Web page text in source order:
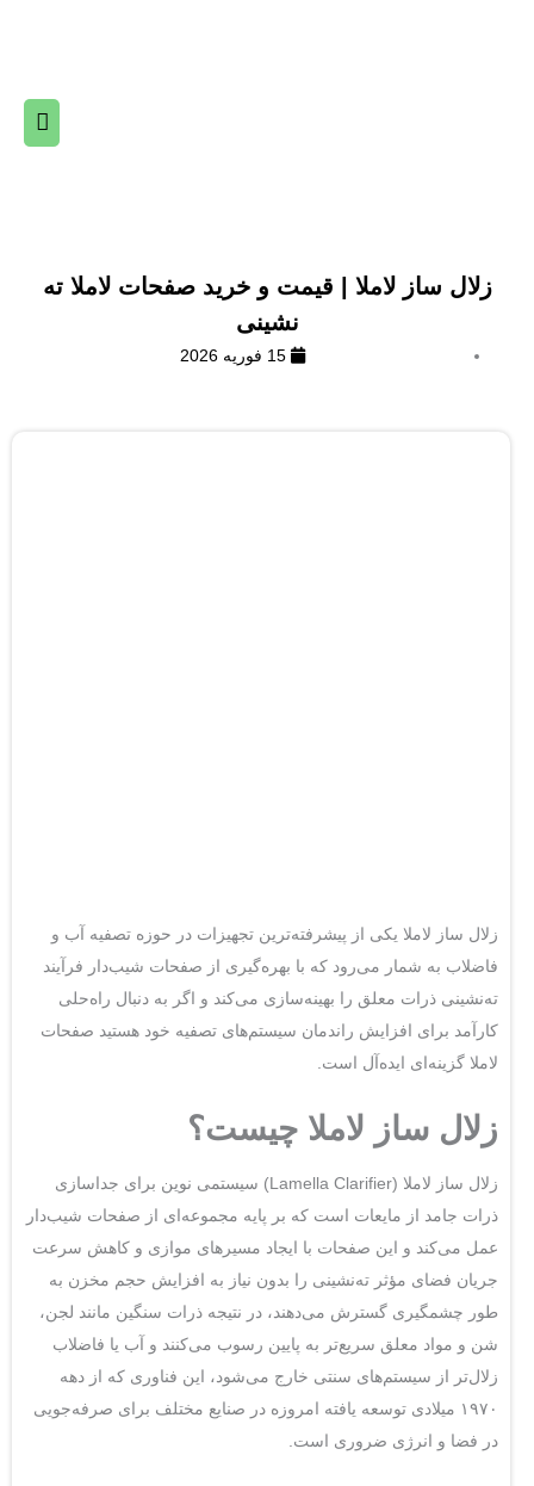
زلال ساز لاملا | قیمت و خرید صفحات لاملا ته
نشینی
15 فوریه 2026
زلال ساز لاملا یکی از پیشرفته‌ترین تجهیزات در حوزه تصفیه آب و
فاضلاب به شمار می‌رود که با بهره‌گیری از صفحات شیب‌دار فرآیند
ته‌نشینی ذرات معلق را بهینه‌سازی می‌کند و اگر به دنبال راه‌حلی
کارآمد برای افزایش راندمان سیستم‌های تصفیه خود هستید صفحات
لاملا گزینه‌ای ایده‌آل است.
زلال ساز لاملا چیست؟
زلال ساز لاملا (Lamella Clarifier) سیستمی نوین برای جداسازی
ذرات جامد از مایعات است که بر پایه مجموعه‌ای از صفحات شیب‌دار
عمل می‌کند و این صفحات با ایجاد مسیرهای موازی و کاهش سرعت
جریان فضای مؤثر ته‌نشینی را بدون نیاز به افزایش حجم مخزن به
طور چشمگیری گسترش می‌دهند، در نتیجه ذرات سنگین مانند لجن،
شن و مواد معلق سریع‌تر به پایین رسوب می‌کنند و آب یا فاضلاب
زلال‌تر از سیستم‌های سنتی خارج می‌شود، این فناوری که از دهه
۱۹۷۰ میلادی توسعه یافته امروزه در صنایع مختلف برای صرفه‌جویی
در فضا و انرژی ضروری است.